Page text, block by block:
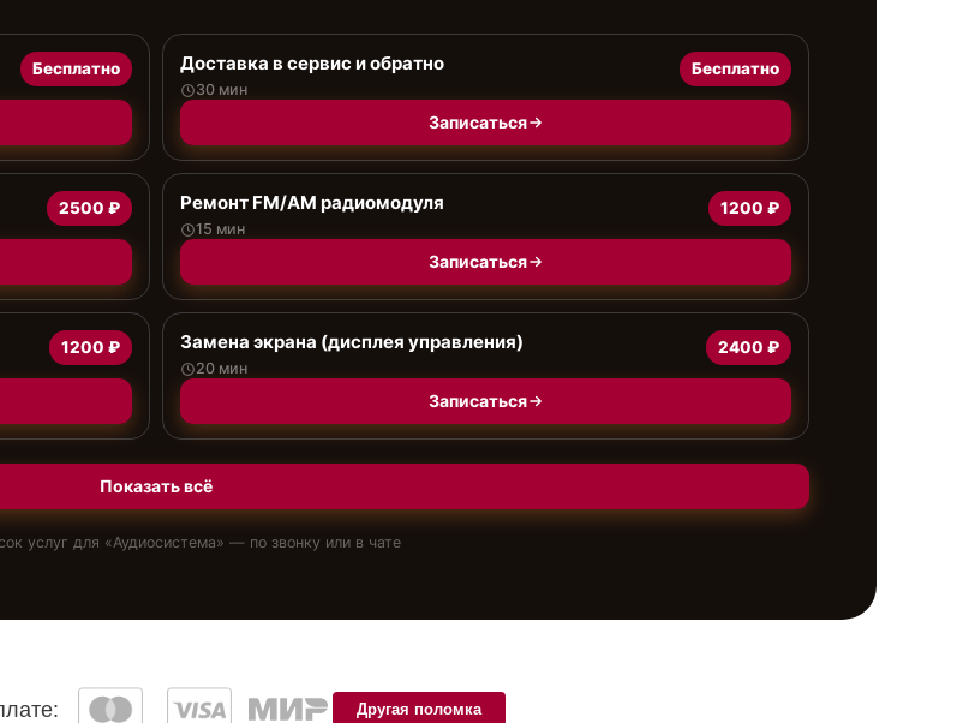
Бесплатно Доставка в сервис и обратно
30 мин
Бесплатно
Записаться
2500 ₽ Ремонт FM/AM радиомодуля
15 мин
1200 ₽
Записаться
1200 ₽ Замена экрана (дисплея управления)
20 мин
2400 ₽
Записаться
Показать всё
услуг для «Аудиосистема» — по звонку или в чате
Другая поломка